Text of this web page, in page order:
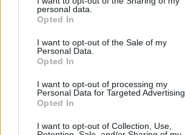
personal data.
Opted In
I want to opt-out of the Sale of my
Personal Data.
Opted In
I want to opt-out of processing my
Personal Data for Targeted Advertising.
Opted In
I want to opt-out of Collection, Use,